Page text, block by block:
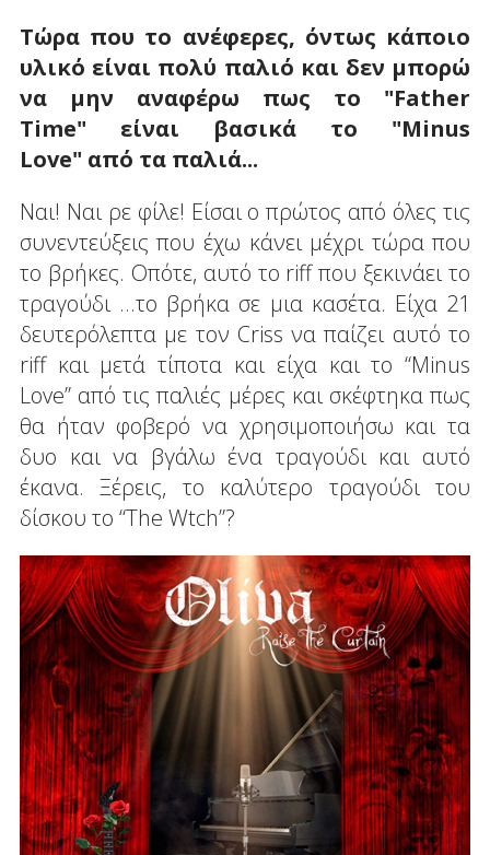
Τώρα που το ανέφερες, όντως κάποιο
υλικό είναι πολύ παλιό και δεν μπορώ
να μην αναφέρω πως το "Father
Time" είναι βασικά το "Minus
Love" από τα παλιά...
Ναι! Ναι ρε φίλε! Είσαι ο πρώτος από όλες τις
συνεντεύξεις που έχω κάνει μέχρι τώρα που
το βρήκες. Οπότε, αυτό το riff που ξεκινάει το
τραγούδι ...το βρήκα σε μια κασέτα. Είχα 21
δευτερόλεπτα με τον Criss να παίζει αυτό το
riff και μετά τίποτα και είχα και το “Minus
Love” από τις παλιές μέρες και σκέφτηκα πως
θα ήταν φοβερό να χρησιμοποιήσω και τα
δυο και να βγάλω ένα τραγούδι και αυτό
έκανα. Ξέρεις, το καλύτερο τραγούδι του
δίσκου το “The Wtch”?